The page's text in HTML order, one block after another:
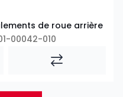
de roue arrière
00042-010